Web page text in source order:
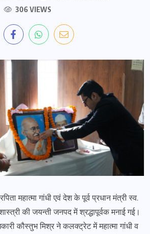
306 VIEWS
महात्मा गांधी एवं देश के पूर्व प्रधान मंत्री स्व.
की जयन्ती जनपद में श्रद्धापूर्वक मनाई गई।
कौस्तुभ मिश्र ने कलक्ट्रेट में महात्मा गांधी व